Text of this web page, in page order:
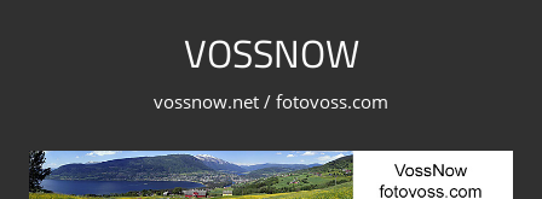
VOSSNOW
vossnow.net / fotovoss.com